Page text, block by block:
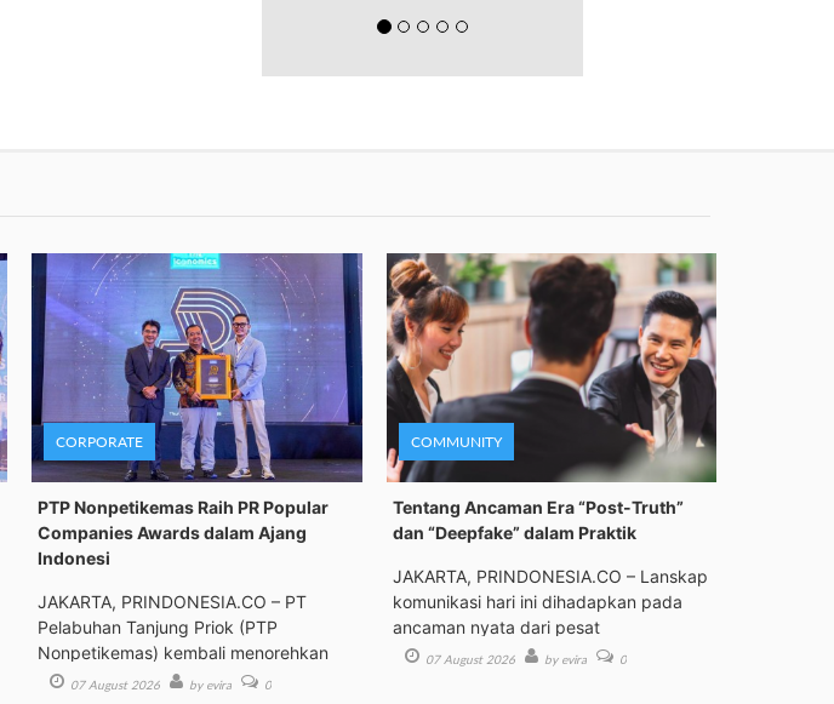
CORPORATE
PTP Nonpetikemas Raih PR Popular
Companies Awards dalam Ajang
Indonesi
JAKARTA, PRINDONESIA.CO – PT
Pelabuhan Tanjung Priok (PTP
Nonpetikemas) kembali menorehkan
pre 07 August 2026 by evira 0
COMMUNITY
Tentang Ancaman Era “Post-Truth”
dan “Deepfake” dalam Praktik
JAKARTA, PRINDONESIA.CO – Lanskap
komunikasi hari ini dihadapkan pada
ancaman nyata dari pesat
07 August 2026 by evira 0